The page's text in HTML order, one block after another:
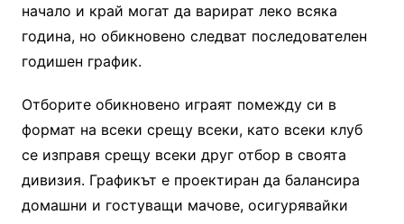
начало и край могат да варират леко всяка
година, но обикновено следват последователен
годишен график.
Отборите обикновено играят помежду си в
формат на всеки срещу всеки, като всеки клуб
се изправя срещу всеки друг отбор в своята
дивизия. Графикът е проектиран да балансира
домашни и гостуващи мачове, осигурявайки